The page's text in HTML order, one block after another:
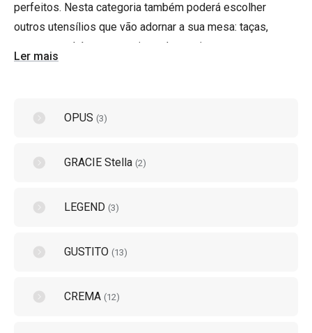
perfeitos. Nesta categoria também poderá escolher
outros utensílios que vão adornar a sua mesa: taças,
travessas, chávenas e artigos de servir.
Ler mais
OPUS (3)
GRACIE Stella (2)
LEGEND (3)
GUSTITO (13)
CREMA (12)